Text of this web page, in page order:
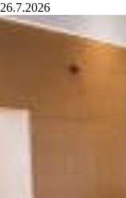
26.7.2026